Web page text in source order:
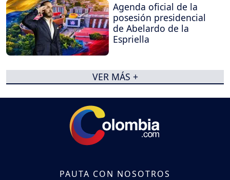
Agenda oficial de la
posesión presidencial
de Abelardo de la
Espriella
VER MÁS +
PAUTA CON NOSOTROS